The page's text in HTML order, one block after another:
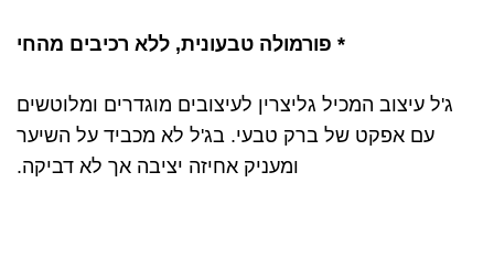
* פורמולה טבעונית, ללא רכיבים מהחי
ג'ל עיצוב המכיל גליצרין לעיצובים מוגדרים ומלוטשים
עם אפקט של ברק טבעי. בג'ל לא מכביד על השיער
ומעניק אחיזה יציבה אך לא דביקה.